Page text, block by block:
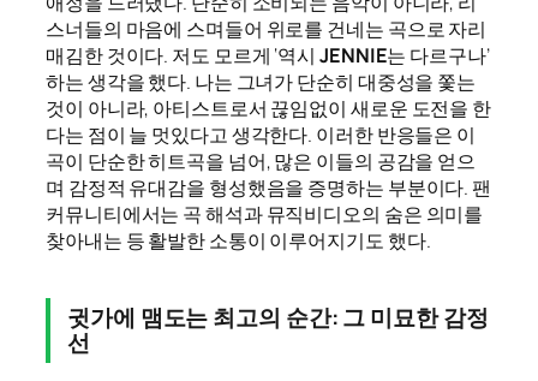
스너들의 마음에 스며들어 위로를 건네는 곡으로 자리
매김한 것이다. 저도 모르게 ‘역시 JENNIE는 다르구나’
하는 생각을 했다. 나는 그녀가 단순히 대중성을 쫓는
것이 아니라, 아티스트로서 끊임없이 새로운 도전을 한
다는 점이 늘 멋있다고 생각한다. 이러한 반응들은 이
곡이 단순한 히트곡을 넘어, 많은 이들의 공감을 얻으
며 감정적 유대감을 형성했음을 증명하는 부분이다. 팬
커뮤니티에서는 곡 해석과 뮤직비디오의 숨은 의미를
찾아내는 등 활발한 소통이 이루어지기도 했다.
귓가에 맴도는 최고의 순간: 그 미묘한 감정
선